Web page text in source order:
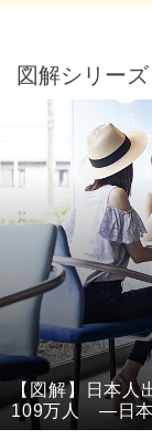
図解シリーズ
【図解】日本
109万人 ―日本